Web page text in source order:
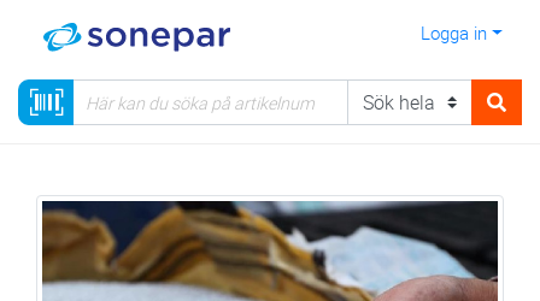
Logga in